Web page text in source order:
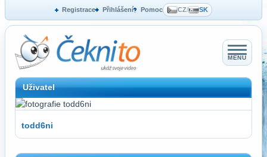
Registrace Přihlášení Pomoc CZ/ SK
MENU
Uživatel
todd6ni